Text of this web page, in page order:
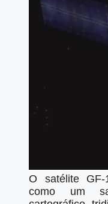
O satélite GF-
como um